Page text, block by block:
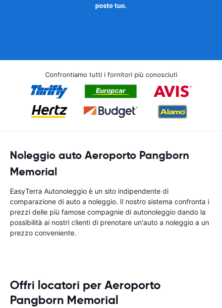
posto tuo.
Confrontiamo tutti i fornitori più conosciuti
Noleggio auto Aeroporto Pangborn
Memorial
EasyTerra Autonoleggio è un sito indipendente di
comparazione di auto a noleggio. Il nostro sistema confronta i
prezzi delle più famose compagnie di autonoleggio dando la
possibilità ai nostri clienti di prenotare un'auto a noleggio a un
prezzo conveniente.
Offri locatori per Aeroporto
Pangborn Memorial